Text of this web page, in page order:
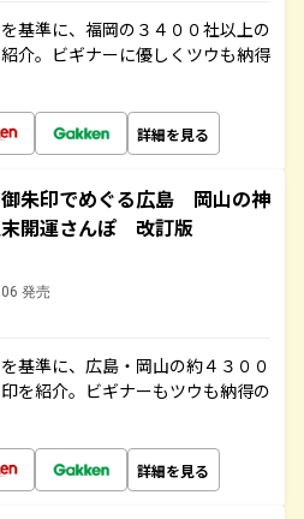
基準に、福岡の３４００社以上の
介。ビギナーに優しくツウも納得
詳細を見る
朱印でめぐる広島 岡山の神
開運さんぽ 改訂版
発売
基準に、広島・岡山の約４３００
を紹介。ビギナーもツウも納得の
詳細を見る